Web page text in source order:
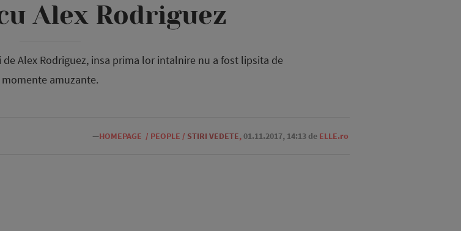
Alex Rodriguez
Alex Rodriguez, insa prima lor intalnire nu a fost lipsita de
momente amuzante.
—HOMEPAGE / PEOPLE / STIRI VEDETE,01.11.2017, 14:13 de ELLE.ro